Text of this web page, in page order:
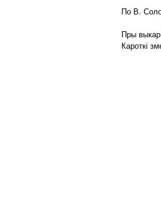
По В.
Пры
Кароткі